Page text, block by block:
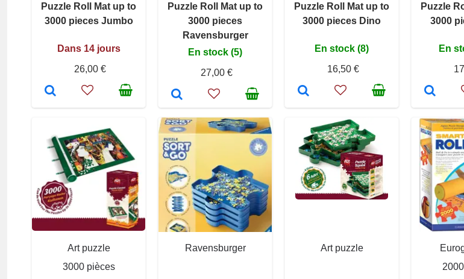
Puzzle Roll Mat up to
3000 pieces Jumbo
Dans 14 jours
26,00 €
Puzzle Roll Mat up to
3000 pieces
Ravensburger
En stock (5)
27,00 €
Puzzle Roll Mat up to
3000 pieces Dino
En stock (8)
16,50 €
Puzzle
3000
En
Art puzzle
3000 pièces
Ravensburger Art puzzle